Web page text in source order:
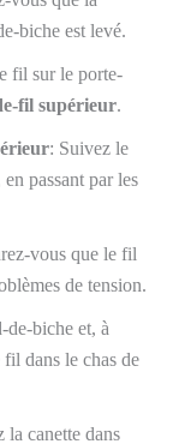
biche est levé.
fil sur le porte-
fil supérieur.
: Suivez le
passant par les
vous que le fil
de tension.
de-biche et, à
dans le chas de
la canette dans